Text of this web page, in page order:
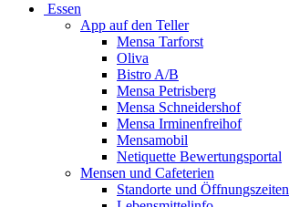
Essen
App auf den Teller
Mensa Tarforst
Oliva
Bistro A/B
Mensa Petrisberg
Mensa Schneidershof
Mensa Irminenfreihof
Mensamobil
Netiquette Bewertungsportal
Mensen und Cafeterien
Standorte und Öffnungszeiten